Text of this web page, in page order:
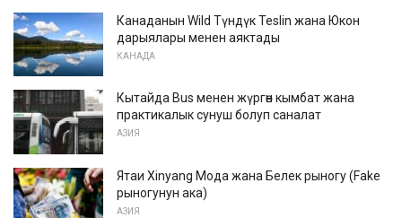
Канаданын Wild Түндүк Teslin жана Юкон
дарыялары менен аяктады
КАНАДА
Кытайда Bus менен жүргөн кымбат жана
практикалык сунуш болуп саналат
АЗИЯ
Ятаи Xinyang Мода жана Белек рыногу (Fake
рыногунун ака)
АЗИЯ